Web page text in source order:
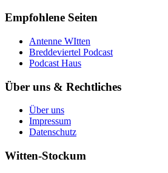
Empfohlene Seiten
Antenne WItten
Breddeviertel Podcast
Podcast Haus
Über uns & Rechtliches
Über uns
Impressum
Datenschutz
Witten-Stockum